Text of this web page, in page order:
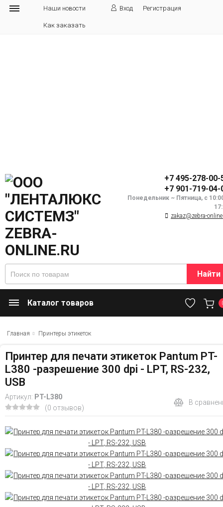
Наши новости Вход Регистрация
Как заказать
+7 495-278-00-
+7 901-719-04-
Понедельник ~ Пятница, с
zakaz@zebra-
Найти
Каталог товаров
Главная Принтеры этикеток
Принтер для печати этикеток Pantum PT-
L380 -разрешение 300 dpi - LPT, RS-232,
USB
Артикул: PT-L380
(0 отзывов)
В